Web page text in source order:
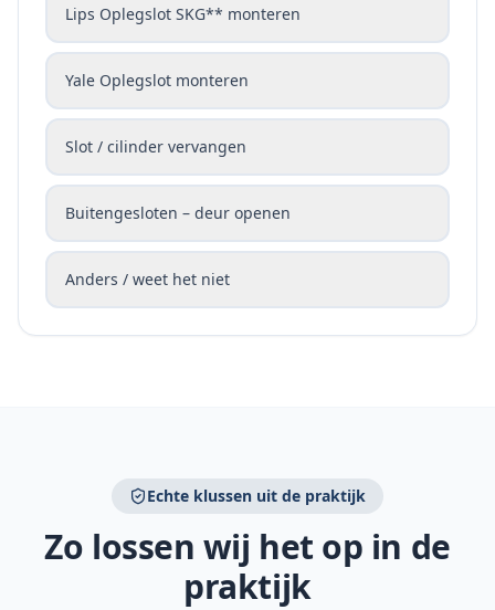
Lips Oplegslot SKG** monteren
Yale Oplegslot monteren
Slot / cilinder vervangen
Buitengesloten – deur openen
Anders / weet het niet
Echte klussen uit de praktijk
Zo lossen wij het op in de
praktijk